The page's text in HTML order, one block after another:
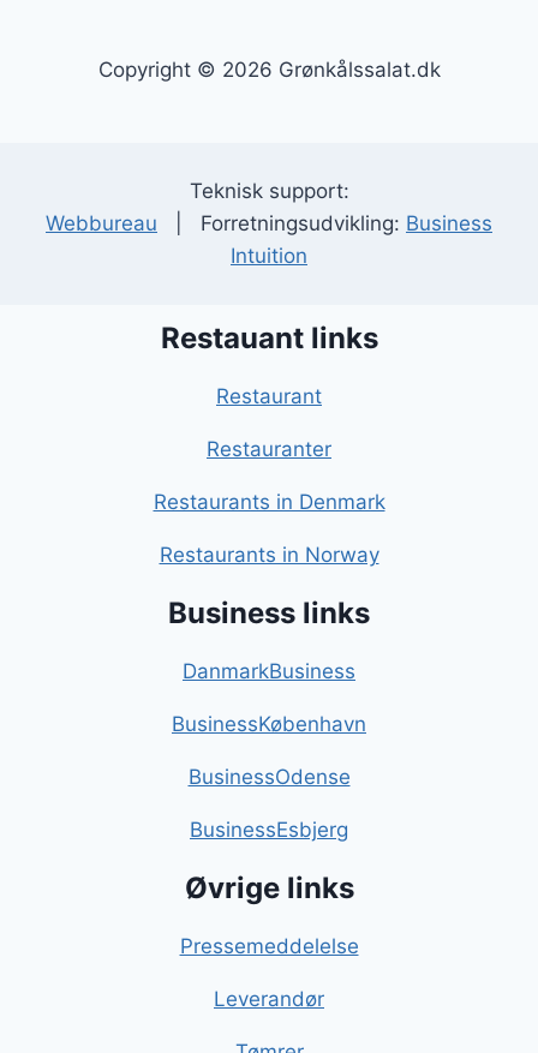
Copyright © 2026 Grønkålssalat.dk
Teknisk support:
Webbureau | Forretningsudvikling: Business
Intuition
Restauant links
Restaurant
Restauranter
Restaurants in Denmark
Restaurants in Norway
Business links
DanmarkBusiness
BusinessKøbenhavn
BusinessOdense
BusinessEsbjerg
Øvrige links
Pressemeddelelse
Leverandør